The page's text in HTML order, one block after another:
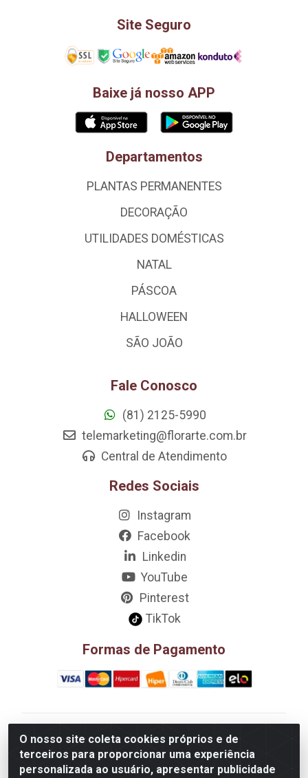
O nosso site coleta cookies próprios e de
terceiros para proporcionar uma experiência
personalizada ao usuário, apresentar publicidade
Site Seguro
Baixe já nosso APP
Departamentos
PLANTAS PERMANENTES
DECORAÇÃO
UTILIDADES DOMÉSTICAS
NATAL
PÁSCOA
HALLOWEEN
SÃO JOÃO
Fale Conosco
(81) 2125-5990
telemarketing@florarte.com.br
Central de Atendimento
Redes Sociais
Instagram
Facebook
Linkedin
YouTube
Pinterest
TikTok
Formas de Pagamento
D&A Decoração e Ambientação LTDA - Rua Riachão,
807 – 3A, 4A, 5A, 12A, 14A - Muribeca, Jaboatão dos
Guararapes/PE - CEP 54.355-057 - CNPJ